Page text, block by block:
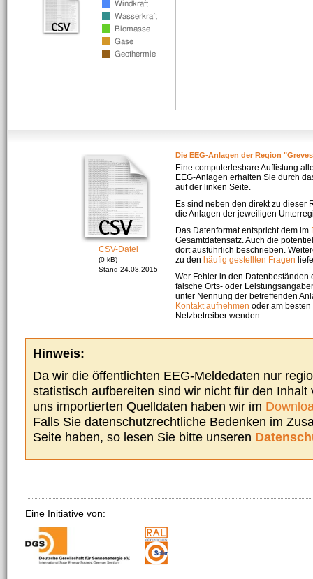
CSV-Datei
(0 kB)
Stand 24.08.2015
Die EEG-Anlagen der Region
Eine computerlesbare Auflistung
EEG-Anlagen erhalten Sie durch
auf der linken Seite.
Es sind neben den direkt zu dieser
die Anlagen der jeweiligen
Das Datenformat entspricht dem im
Gesamtdatensatz. Auch die
dort ausführlich beschrieben.
zu den häufig gestellten Fragen
Wer Fehler in den Datenbeständen
falsche Orts- oder
unter Nennung der betreffenden
Kontakt aufnehmen oder am
Netzbetreiber wenden.
Hinweis:
Da wir die öffentlichten EEG-Meldedaten nur
statistisch aufbereiten sind wir nicht für den Inhalt
uns importierten Quelldaten haben wir im
Falls Sie datenschutzrechtliche Bedenken im
Seite haben, so lesen Sie bitte unseren
Eine Initiative von: